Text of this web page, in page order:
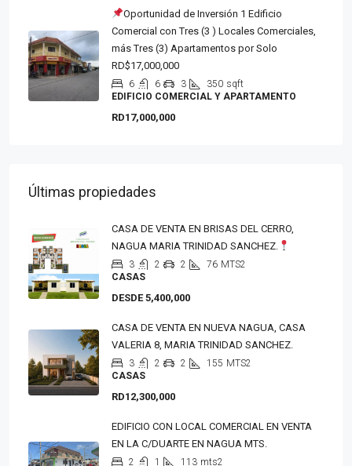
Oportunidad de Inversión 1 Edificio
Comercial con Tres (3 ) Locales Comerciales,
más Tres (3) Apartamentos por Solo
RD$17,000,000
6 6 3 350 sqft
EDIFICIO COMERCIAL Y APARTAMENTO
RD17,000,000
Últimas propiedades
CASA DE VENTA EN BRISAS DEL CERRO,
NAGUA MARIA TRINIDAD SANCHEZ.
3 2 2 76 MTS2
CASAS
DESDE 5,400,000
CASA DE VENTA EN NUEVA NAGUA, CASA
VALERIA 8, MARIA TRINIDAD SANCHEZ.
3 2 2 155 MTS2
CASAS
RD12,300,000
EDIFICIO CON LOCAL COMERCIAL EN VENTA
EN LA C/DUARTE EN NAGUA MTS.
2 1 113 mts2